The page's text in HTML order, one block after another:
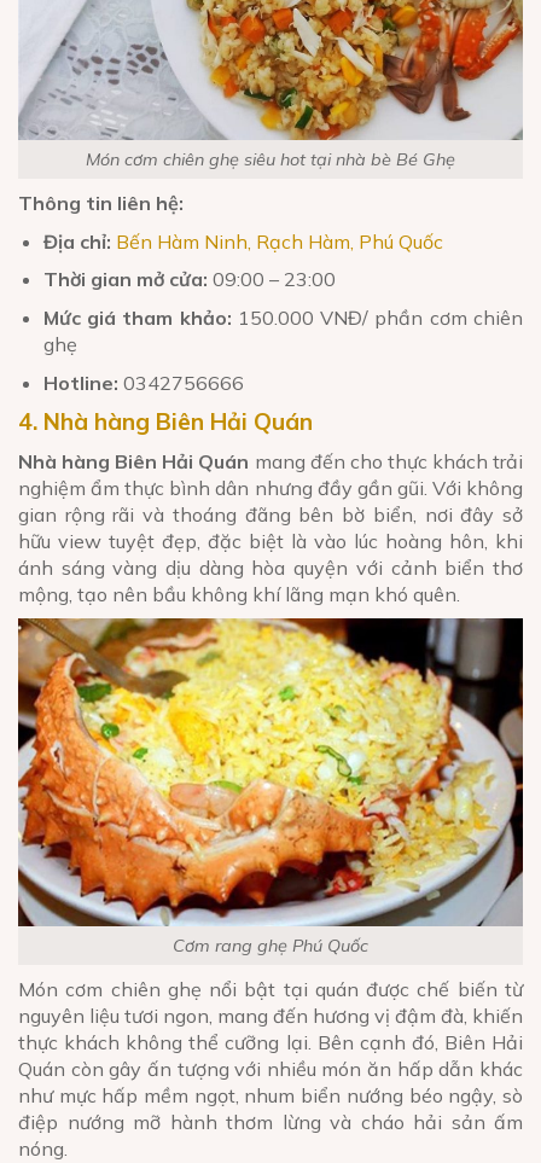
Món cơm chiên ghẹ siêu hot tại nhà bè Bé Ghẹ
Thông tin liên hệ:
Địa chỉ: Bến Hàm Ninh, Rạch Hàm, Phú Quốc
Thời gian mở cửa: 09:00 – 23:00
Mức giá tham khảo: 150.000 VNĐ/ phần cơm chiên
ghẹ
Hotline: 0342756666
4. Nhà hàng Biên Hải Quán
Nhà hàng Biên Hải Quán mang đến cho thực khách trải
nghiệm ẩm thực bình dân nhưng đầy gần gũi. Với không
gian rộng rãi và thoáng đãng bên bờ biển, nơi đây sở
hữu view tuyệt đẹp, đặc biệt là vào lúc hoàng hôn, khi
ánh sáng vàng dịu dàng hòa quyện với cảnh biển thơ
mộng, tạo nên bầu không khí lãng mạn khó quên.
Cơm rang ghẹ Phú Quốc
Món cơm chiên ghẹ nổi bật tại quán được chế biến từ
nguyên liệu tươi ngon, mang đến hương vị đậm đà, khiến
thực khách không thể cưỡng lại. Bên cạnh đó, Biên Hải
Quán còn gây ấn tượng với nhiều món ăn hấp dẫn khác
như mực hấp mềm ngọt, nhum biển nướng béo ngậy, sò
điệp nướng mỡ hành thơm lừng và cháo hải sản ấm
nóng.